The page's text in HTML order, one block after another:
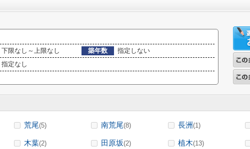
下限なし～上限なし 築年数
指定しない
指定なし
荒尾(5) 南荒尾(8) 長洲 (1)
木葉(2) 田原坂(2) 植木(13)